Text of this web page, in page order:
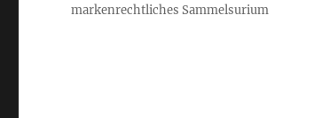
markenrechtliches Sammelsurium